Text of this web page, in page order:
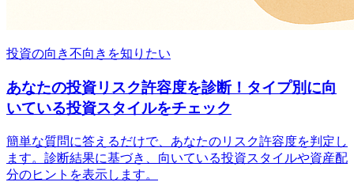
投資の向き不向きを知りたい
あなたの投資リスク許容度を診断！タイプ別に向
いている投資スタイルをチェック
簡単な質問に答えるだけで、あなたのリスク許容度を判定し
ます。診断結果に基づき、向いている投資スタイルや資産配
分のヒントを表示します。